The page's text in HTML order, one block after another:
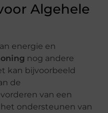
Algehele
energie en
nog andere
kan bijvoorbeeld
de
van een
ondersteunen van